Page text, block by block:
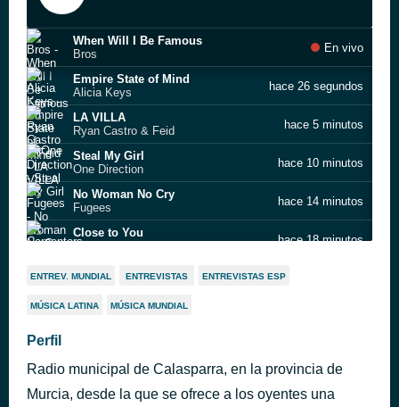
When Will I Be Famous
Bros
En vivo
Empire State of Mind
Alicia Keys
hace 26 segundos
LA VILLA
Ryan Castro & Feid
hace 5 minutos
Steal My Girl
One Direction
hace 10 minutos
No Woman No Cry
Fugees
hace 14 minutos
Close to You
hace 18 minutos
OBSESIÓN
hace 22 minutos
Cien gaviotas
Manuel Carrasco
Cuentame Un Cuento
Celtas Cortos
hace 36 minutos
ENTREV. MUNDIAL ENTREVISTAS ENTREVISTAS ESP
MÚSICA LATINA MÚSICA MUNDIAL
Perfil
Radio municipal de Calasparra, en la provincia de
Murcia, desde la que se ofrece a los oyentes una